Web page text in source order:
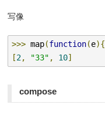
写像
>>> map(function(e){
[2, "33" , 10]
compose